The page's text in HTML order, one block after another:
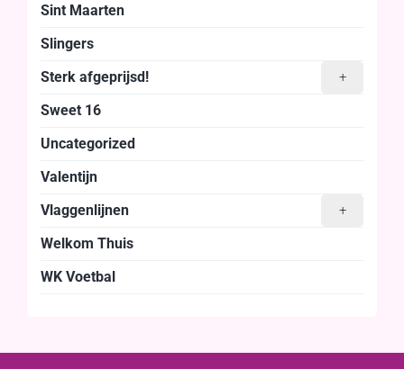
Sint Maarten
Slingers
+
Sterk afgeprijsd!
Sweet 16
Uncategorized
Valentijn
+
Vlaggenlijnen
Welkom Thuis
WK Voetbal